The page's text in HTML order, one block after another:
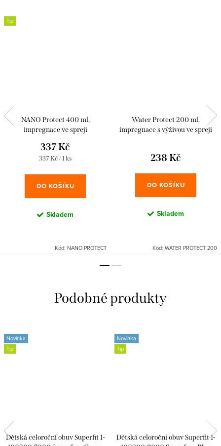
Tip
NANO Protect 400 ml,
impregnace ve spreji
337 Kč
Měrná
337 Kč / 1 ks
DO KOŠÍKU
Skladem
Kód: NANO PROTECT
Water Protect 200 ml,
impregnace s výživou ve spreji
238 Kč
DO KOŠÍKU
Skladem
Kód: WATER PROTECT 200
Novinka
Tip
Dětská celoroční obuv Superfit 1-
Novinka
Tip
Dětská celoroční obuv Superfit 1-